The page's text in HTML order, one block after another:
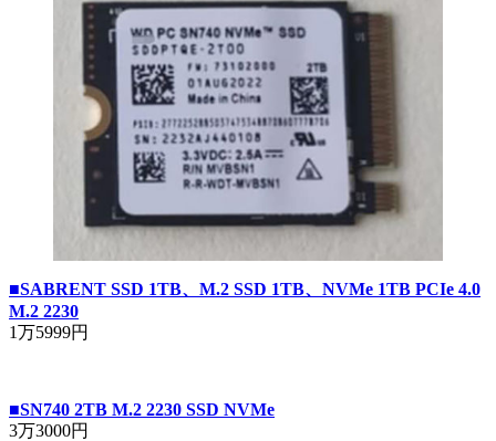
■SABRENT SSD 1TB、M.2 SSD 1TB、NVMe 1TB PCIe 4.0
M.2 2230
1万5999円
■SN740 2TB M.2 2230 SSD NVMe
3万3000円